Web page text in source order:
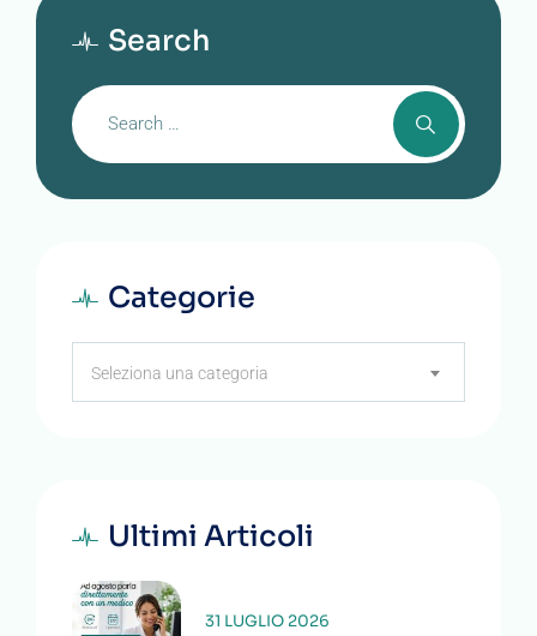
Search
Categorie
Seleziona una categoria
Ultimi Articoli
31 LUGLIO 2026